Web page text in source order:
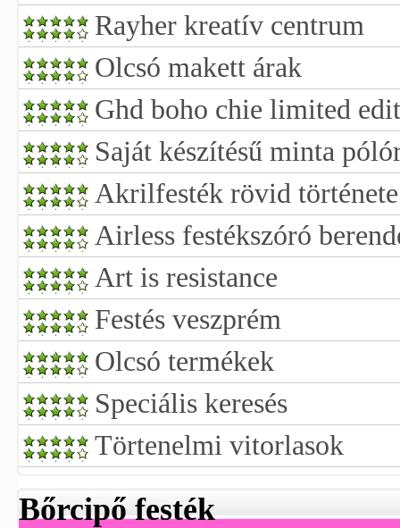
Rayher kreatív centrum
Olcsó makett árak
Ghd boho chie limited
Saját készítésű minta
Akrilfesték rövid története
Airless festékszóró
Art is resistance
Festés veszprém
Olcsó termékek
Speciális keresés
Törtenelmi vitorlasok
Bőrcipő festék